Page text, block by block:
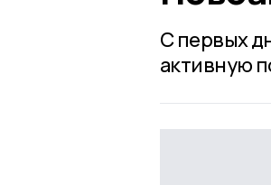
С первых
активную